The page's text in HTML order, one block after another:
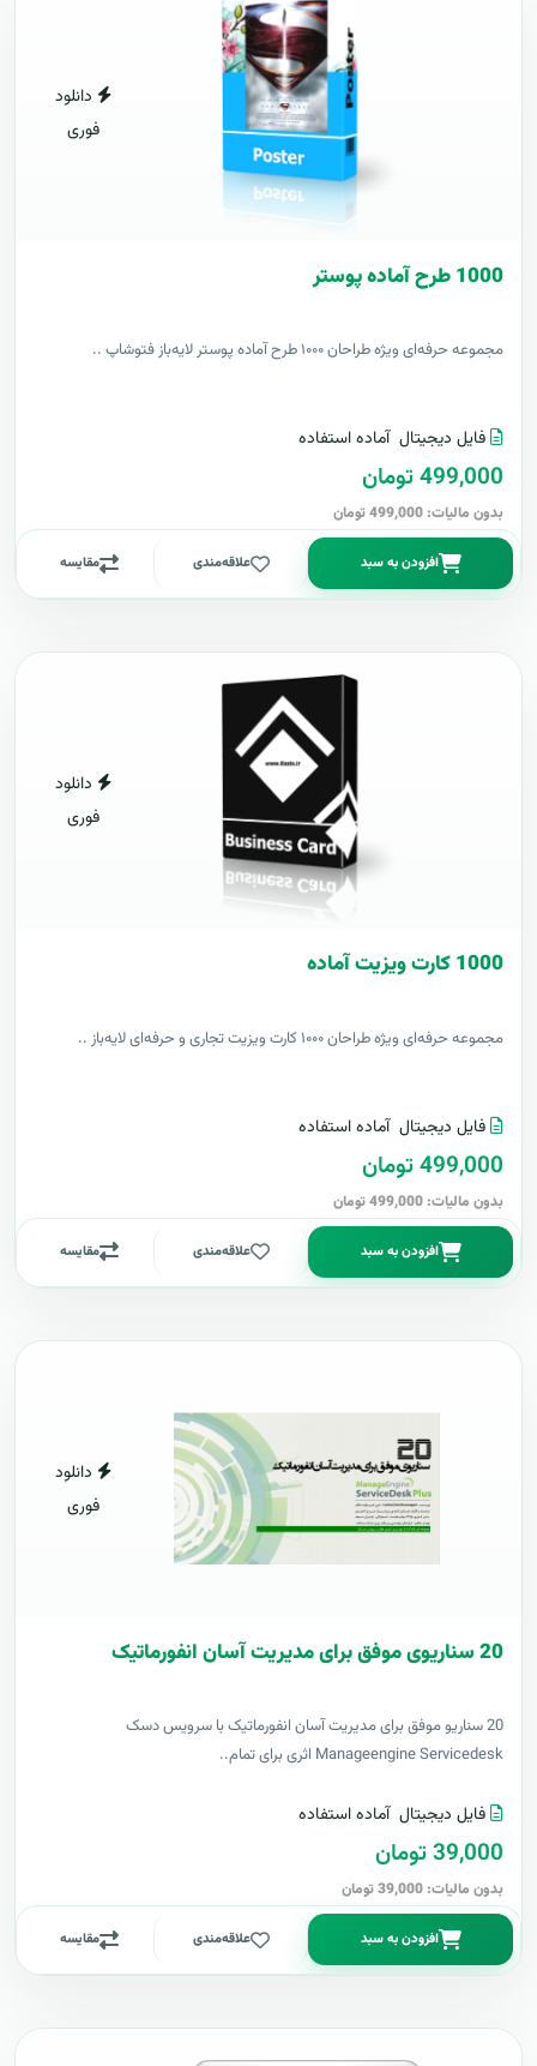
دانلود
فوری
1000 طرح آماده پوستر
مجموعه حرفه‌ای ویژه طراحان ۱۰۰۰ طرح آماده پوستر لایه‌باز فتوشاپ ..
فایل دیجیتال آماده استفاده
499,000 تومان
بدون مالیات: 499,000 تومان
افزودن به سبد علاقه‌مندی مقایسه
دانلود
فوری
1000 کارت ويزيت آماده
مجموعه حرفه‌ای ویژه طراحان ۱۰۰۰ کارت ویزیت تجاری و حرفه‌ای لایه‌باز ..
فایل دیجیتال آماده استفاده
499,000 تومان
بدون مالیات: 499,000 تومان
افزودن به سبد علاقه‌مندی مقایسه
دانلود
فوری
20 سناریوی موفق برای مدیریت آسان انفورماتیک
20 سناریو موفق برای مدیریت آسان انفورماتیک با سرویس دسک
Manageengine Servicedesk اثری برای تمام..
فایل دیجیتال آماده استفاده
39,000 تومان
بدون مالیات: 39,000 تومان
افزودن به سبد علاقه‌مندی مقایسه